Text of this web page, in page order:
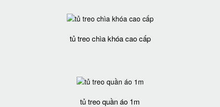
tủ treo chìa khóa cao cấp
tủ treo quần áo 1m